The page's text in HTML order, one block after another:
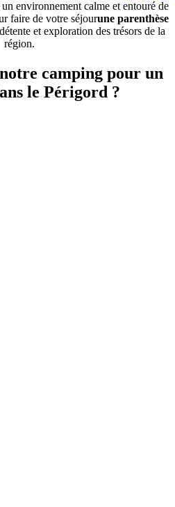
environnement calme et entouré de
faire de votre séjourune parenthèse
et exploration des trésors de la
région.
camping pour un
le Périgord ?